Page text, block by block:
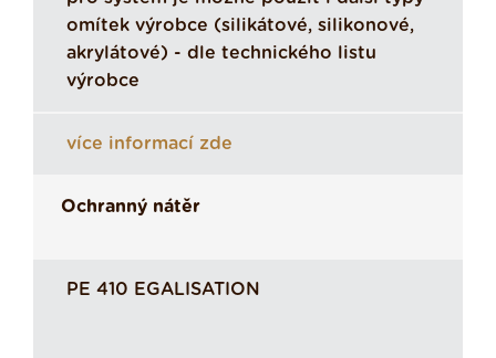
omítek výrobce (silikátové, silikonové,
akrylátové) - dle technického listu
výrobce
více informací zde
Ochranný nátěr
PE 410 EGALISATION